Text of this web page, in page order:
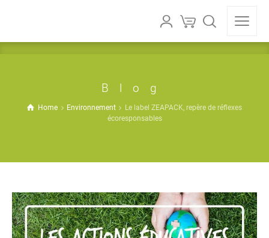
Blog
Home Environnement
Le label ZEAPACK, repère de réflexes
écoresponsables